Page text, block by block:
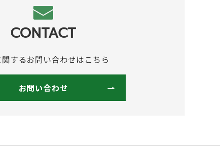
CONTACT
するお問い合わせはこちら
お問い合わせ